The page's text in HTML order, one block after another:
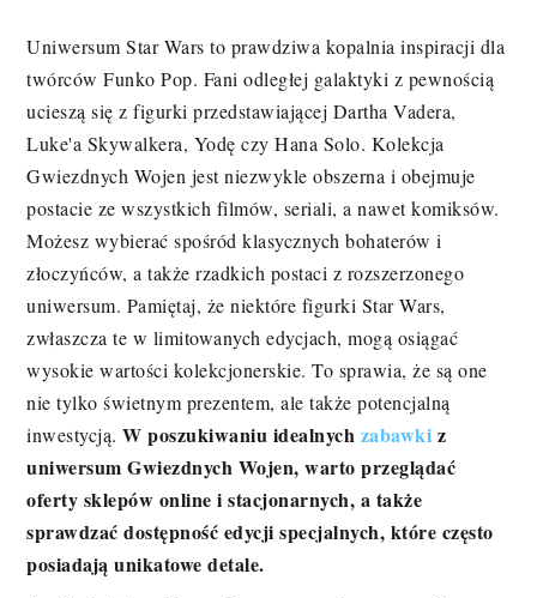
Uniwersum Star Wars to prawdziwa kopalnia inspiracji dla
twórców Funko Pop. Fani odległej galaktyki z pewnością
ucieszą się z figurki przedstawiającej Dartha Vadera,
Luke'a Skywalkera, Yodę czy Hana Solo. Kolekcja
Gwiezdnych Wojen jest niezwykle obszerna i obejmuje
postacie ze wszystkich filmów, seriali, a nawet komiksów.
Możesz wybierać spośród klasycznych bohaterów i
złoczyńców, a także rzadkich postaci z rozszerzonego
uniwersum. Pamiętaj, że niektóre figurki Star Wars,
zwłaszcza te w limitowanych edycjach, mogą osiągać
wysokie wartości kolekcjonerskie. To sprawia, że są one
nie tylko świetnym prezentem, ale także potencjalną
inwestycją.W poszukiwaniu idealnych zabawki z
uniwersum Gwiezdnych Wojen, warto przeglądać
oferty sklepów online i stacjonarnych, a także
sprawdzać dostępność edycji specjalnych, które często
posiadają unikatowe detale.